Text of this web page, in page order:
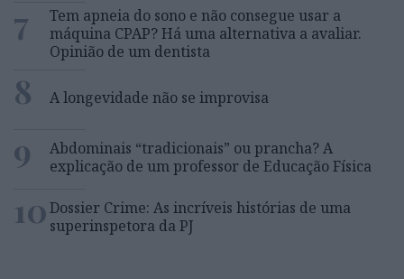
7
Tem apneia do sono e não consegue usar a
máquina CPAP? Há uma alternativa a avaliar.
Opinião de um dentista
8 A longevidade não se improvisa
9
Abdominais “tradicionais” ou prancha? A
explicação de um professor de Educação Física
10Dossier Crime: As incríveis histórias de uma
superinspetora da PJ